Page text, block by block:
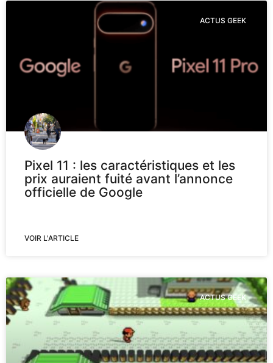
ACTUS GEEK
Pixel 11 : les caractéristiques et les
prix auraient fuité avant l’annonce
officielle de Google
VOIR L'ARTICLE
ACTUS GEEK